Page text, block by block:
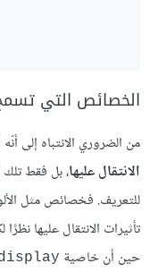
الخصائص التي تسمح
من الضروري الانتباه إلى أنّه
الانتقال عليها، بل فقط تلك
للتعريف. فخصائص مثل
تأثيرات الانتقال عليها
حين أن خاصية